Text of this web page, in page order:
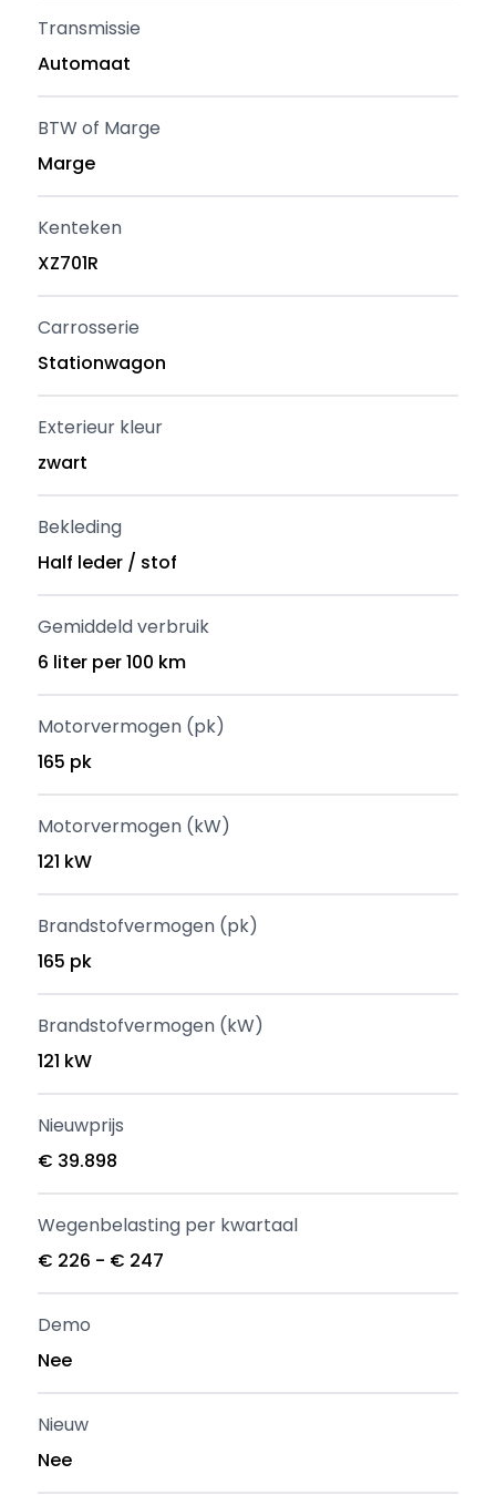
Transmissie
Automaat
BTW of Marge
Marge
Kenteken
XZ701R
Carrosserie
Stationwagon
Exterieur kleur
zwart
Bekleding
Half leder / stof
Gemiddeld verbruik
6 liter per 100 km
Motorvermogen (pk)
165 pk
Motorvermogen (kW)
121 kW
Brandstofvermogen (pk)
165 pk
Brandstofvermogen (kW)
121 kW
Nieuwprijs
€ 39.898
Wegenbelasting per kwartaal
€ 226 - € 247
Demo
Nee
Nieuw
Nee